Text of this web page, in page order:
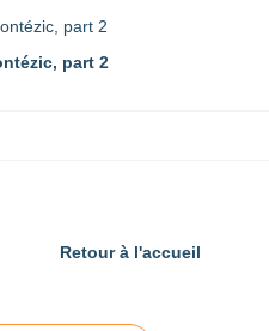
part 2
Retour à l'accueil